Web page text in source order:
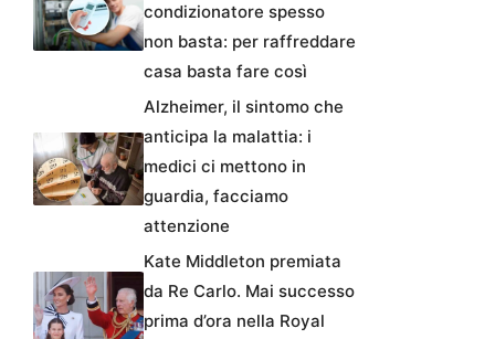
condizionatore spesso
non basta: per raffreddare
casa basta fare così
Alzheimer, il sintomo che
anticipa la malattia: i
medici ci mettono in
guardia, facciamo
attenzione
Kate Middleton premiata
da Re Carlo. Mai successo
prima d’ora nella Royal